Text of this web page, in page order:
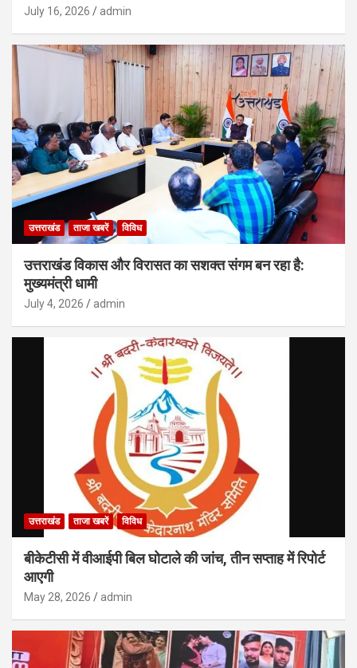
July 16, 2026 admin
उत्तराखंड ताजा खबरें विविध
उत्तराखंड विकास और विरासत का सशक्त संगम बन रहा है:
मुख्यमंत्री धामी
July 4, 2026 admin
उत्तराखंड ताजा खबरें विविध
बीकेटीसी में वीआईपी बिल घोटाले की जांच, तीन सप्ताह में रिपोर्ट
आएगी
May 28, 2026 admin